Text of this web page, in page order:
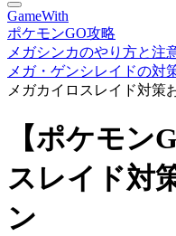
GameWith
ポケモンGO攻略
メガシンカのやり方と注
メガ・ゲンシレイドの対
メガカイロスレイド対策
【ポケモン
スレイド対
ン